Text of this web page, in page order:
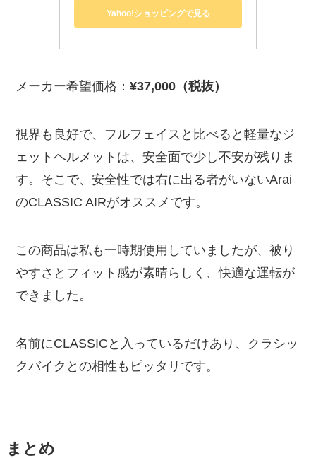
Yahoo!ショッピングで見る
メーカー希望価格：¥37,000（税抜）
視界も良好で、フルフェイスと比べると軽量なジ
ェットヘルメットは、安全面で少し不安が残りま
す。そこで、安全性では右に出る者がいないArai
のCLASSIC AIRがオススメです。
この商品は私も一時期使用していましたが、被り
やすさとフィット感が素晴らしく、快適な運転が
できました。
名前にCLASSICと入っているだけあり、クラシッ
クバイクとの相性もピッタリです。
まとめ